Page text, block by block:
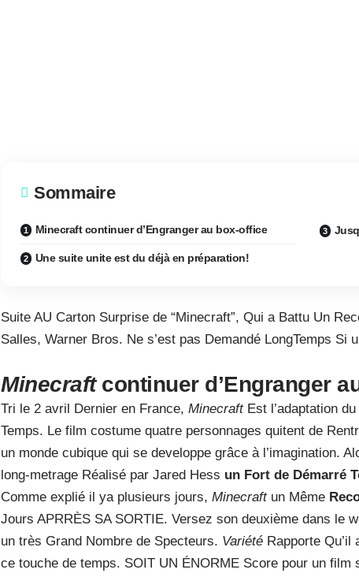
Sommaire
Minecraft continuer d’Engranger au box-office
Une suite unite est du déjà en préparation!
Suite AU Carton Surprise de “Minecraft”, Qui a Battu Un
Salles, Warner Bros. Ne s’est pas Demandé LongTemps Si
Minecraftcontinuer d’Engranger
Tri le 2 avril Dernier en France, MinecraftEst l’adaptation
Temps. Le film costume quatre personnages quitent de
un monde cubique qui se developpe grâce à l’imagination.
long-metrage Réalisé par Jared Hess un Fort de Démarré
Comme explié il ya plusieurs jours, Minecraftun Même
Jours APRRÈS SA SORTIE. Versez son deuxième dans le
un très Grand Nombre de Specteurs. Variété Rapporte Qu’il
ce touche de temps. SOIT UN ÉNORME Score pour un film